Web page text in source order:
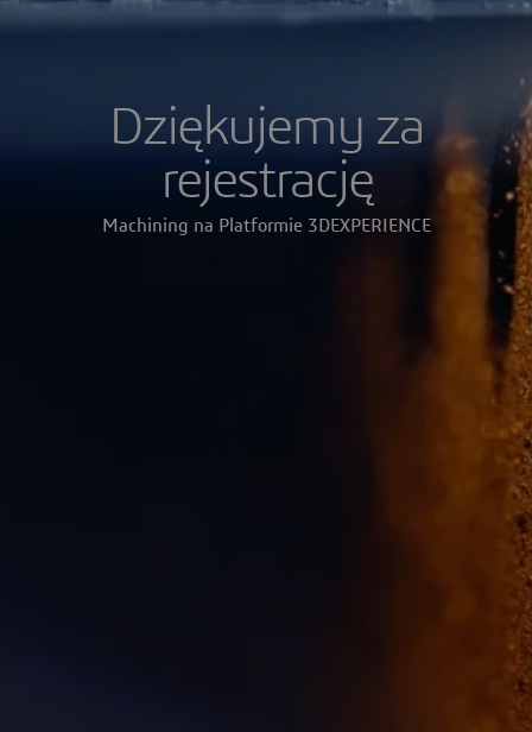
Dziękujemy za
rejestrację
Machining na Platformie 3DEXPERIENCE